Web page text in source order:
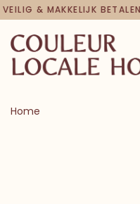
& MAKKELIJK BETALEN
Home